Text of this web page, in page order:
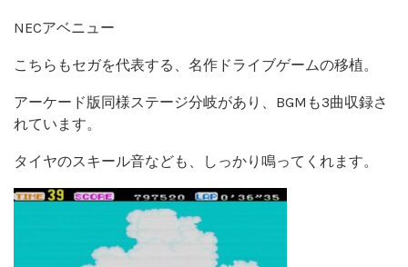
NECアベニュー
こちらもセガを代表する、名作ドライブゲームの移植。
アーケード版同様ステージ分岐があり、BGMも3曲収録さ
れています。
タイヤのスキール音なども、しっかり鳴ってくれます。